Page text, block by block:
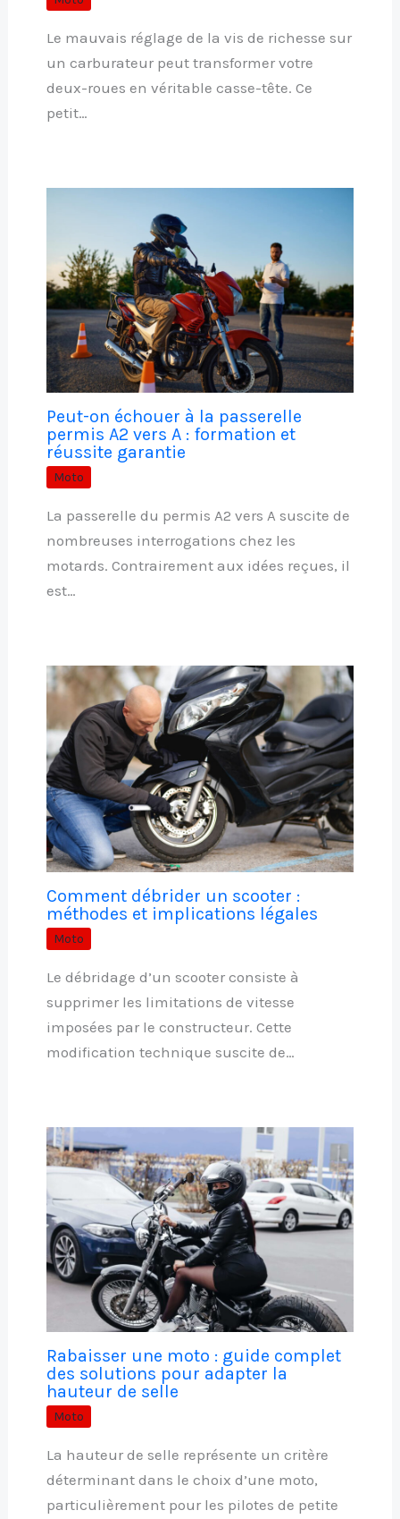
Le mauvais réglage de la vis de richesse sur
un carburateur peut transformer votre
deux-roues en véritable casse-tête. Ce
petit…
Peut-on échouer à la passerelle
permis A2 vers A : formation et
réussite garantie
Moto
La passerelle du permis A2 vers A suscite de
nombreuses interrogations chez les
motards. Contrairement aux idées reçues, il
est…
Comment débrider un scooter :
méthodes et implications légales
Moto
Le débridage d’un scooter consiste à
supprimer les limitations de vitesse
imposées par le constructeur. Cette
modification technique suscite de…
Rabaisser une moto : guide complet
des solutions pour adapter la
hauteur de selle
Moto
La hauteur de selle représente un critère
déterminant dans le choix d’une moto,
particulièrement pour les pilotes de petite